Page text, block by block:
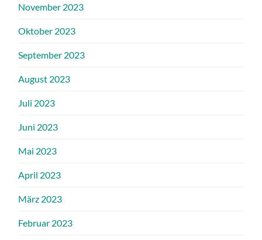
November 2023
Oktober 2023
September 2023
August 2023
Juli 2023
Juni 2023
Mai 2023
April 2023
März 2023
Februar 2023